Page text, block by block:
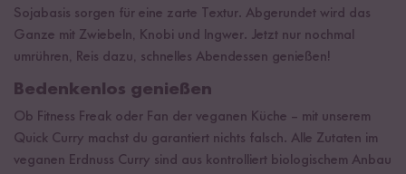
Sojabasis sorgen für eine zarte Textur. Abgerundet wird das
Ganze mit Zwiebeln, Knobi und Ingwer. Jetzt nur nochmal
umrühren, Reis dazu, schnelles Abendessen genießen!
Bedenkenlos genießen
Ob Fitness Freak oder Fan der veganen Küche – mit unserem
Quick Curry machst du garantiert nichts falsch. Alle Zutaten im
veganen Erdnuss Curry sind aus kontrolliert biologischem Anbau